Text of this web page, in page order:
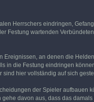
Herrschers eindringen,
Festung wartenden
Ereignissen, an denen die
die Festung eindringen
sind hier vollständig auf sich
der Spieler aufbauen
davon aus, dass das